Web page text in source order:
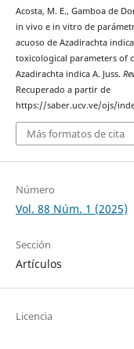
Acosta, M. E., Gamboa de
in vivo e in vitro de
acuoso de Azadirachta
toxicological parameters of
Azadirachta indica A. Juss.
Recuperado a partir de
https://saber.ucv.ve/ojs/
Más formatos de cita
Número
Vol. 88 Núm. 1 (2025)
Sección
Artículos
Licencia